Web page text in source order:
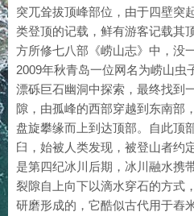
突兀耸拔顶峰部位，由于四壁突
类登顶的记载，鲜有游客记载其
方所修七八部《崂山志》中，没
2009年秋青岛一位网名为崂山虫
漂砾巨石幽洞中探索，最终找到
隙，由孤峰的西部穿越到东南部
盘旋攀缘而上到达顶部。自此顶
臼，始被人类发现，被登山者约
是第四纪冰川后期，冰川融水携
裂隙自上向下以滴水穿石的方式
研磨形成的，它酷似古代用于舂